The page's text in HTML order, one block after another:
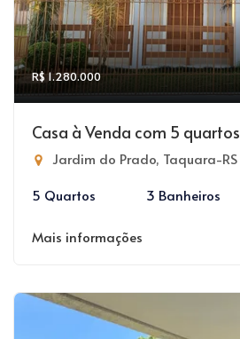
R$ 1.280.000
Casa à Venda com 5 quartos
Jardim do Prado, Taquara-RS
5 Quartos
3 Banheiros
Mais informações